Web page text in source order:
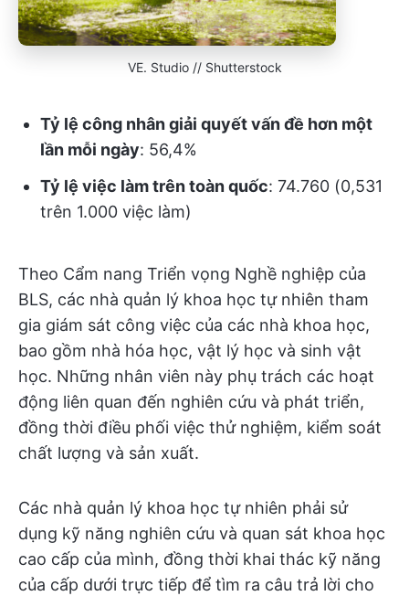
VE. Studio // Shutterstock
Tỷ lệ công nhân giải quyết vấn đề hơn một
lần mỗi ngày: 56,4%
Tỷ lệ việc làm trên toàn quốc: 74.760 (0,531
trên 1.000 việc làm)
Theo Cẩm nang Triển vọng Nghề nghiệp của
BLS, các nhà quản lý khoa học tự nhiên tham
gia giám sát công việc của các nhà khoa học,
bao gồm nhà hóa học, vật lý học và sinh vật
học. Những nhân viên này phụ trách các hoạt
động liên quan đến nghiên cứu và phát triển,
đồng thời điều phối việc thử nghiệm, kiểm soát
chất lượng và sản xuất.
Các nhà quản lý khoa học tự nhiên phải sử
dụng kỹ năng nghiên cứu và quan sát khoa học
cao cấp của mình, đồng thời khai thác kỹ năng
của cấp dưới trực tiếp để tìm ra câu trả lời cho